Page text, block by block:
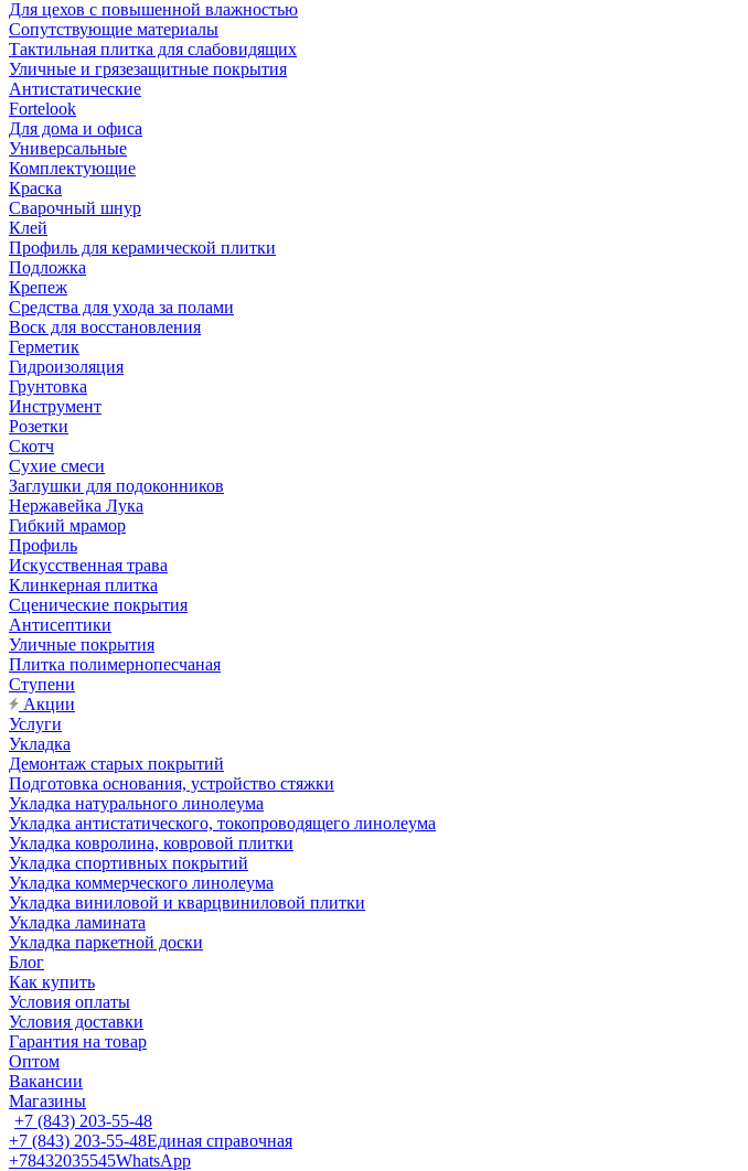
Для цехов с повышенной влажностью
Сопутствующие материалы
Тактильная плитка для слабовидящих
Уличные и грязезащитные покрытия
Антистатические
Fortelook
Для дома и офиса
Универсальные
Комплектующие
Краска
Сварочный шнур
Клей
Профиль для керамической плитки
Подложка
Крепеж
Средства для ухода за полами
Воск для восстановления
Герметик
Гидроизоляция
Грунтовка
Инструмент
Розетки
Скотч
Сухие смеси
Заглушки для подоконников
Нержавейка Лука
Гибкий мрамор
Профиль
Искусственная трава
Клинкерная плитка
Сценические покрытия
Антисептики
Уличные покрытия
Плитка полимернопесчаная
Ступени
Акции
Услуги
Укладка
Демонтаж старых покрытий
Подготовка основания, устройство стяжки
Укладка натурального линолеума
Укладка антистатического, токопроводящего линолеума
Укладка ковролина, ковровой плитки
Укладка спортивных покрытий
Укладка коммерческого линолеума
Укладка виниловой и кварцвиниловой плитки
Укладка ламината
Укладка паркетной доски
Блог
Как купить
Условия оплаты
Условия доставки
Гарантия на товар
Оптом
Вакансии
Магазины
+7 (843) 203-55-48
+7 (843) 203-55-48Единая справочная
+78432035545WhatsApp